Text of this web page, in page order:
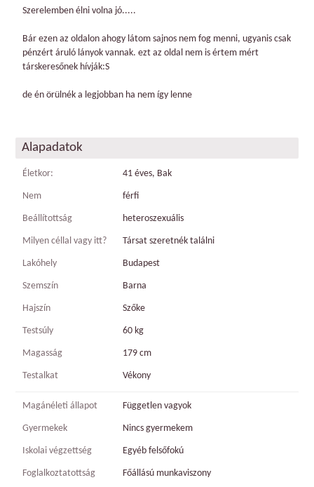
Szerelemben élni volna jó.....
Bár ezen az oldalon ahogy látom sajnos nem fog menni, ugyanis csak
pénzért áruló lányok vannak. ezt az oldal nem is értem mért
társkeresőnek hívják:S
de én örülnék a legjobban ha nem így lenne
Alapadatok
Életkor: 41 éves, Bak
Nem férfi
Beállítottság heteroszexuális
Milyen céllal vagy itt? Társat szeretnék találni
Lakóhely Budapest
Szemszín Barna
Hajszín Szőke
Testsúly 60 kg
Magasság 179 cm
Testalkat Vékony
Magánéleti állapot Független vagyok
Gyermekek Nincs gyermekem
Iskolai végzettség Egyéb felsőfokú
Foglalkoztatottság Főállású munkaviszony